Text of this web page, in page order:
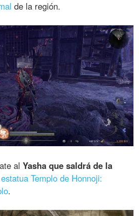
de la región.
alYasha que saldrá de la
estatua Templo de Honnoji:
.